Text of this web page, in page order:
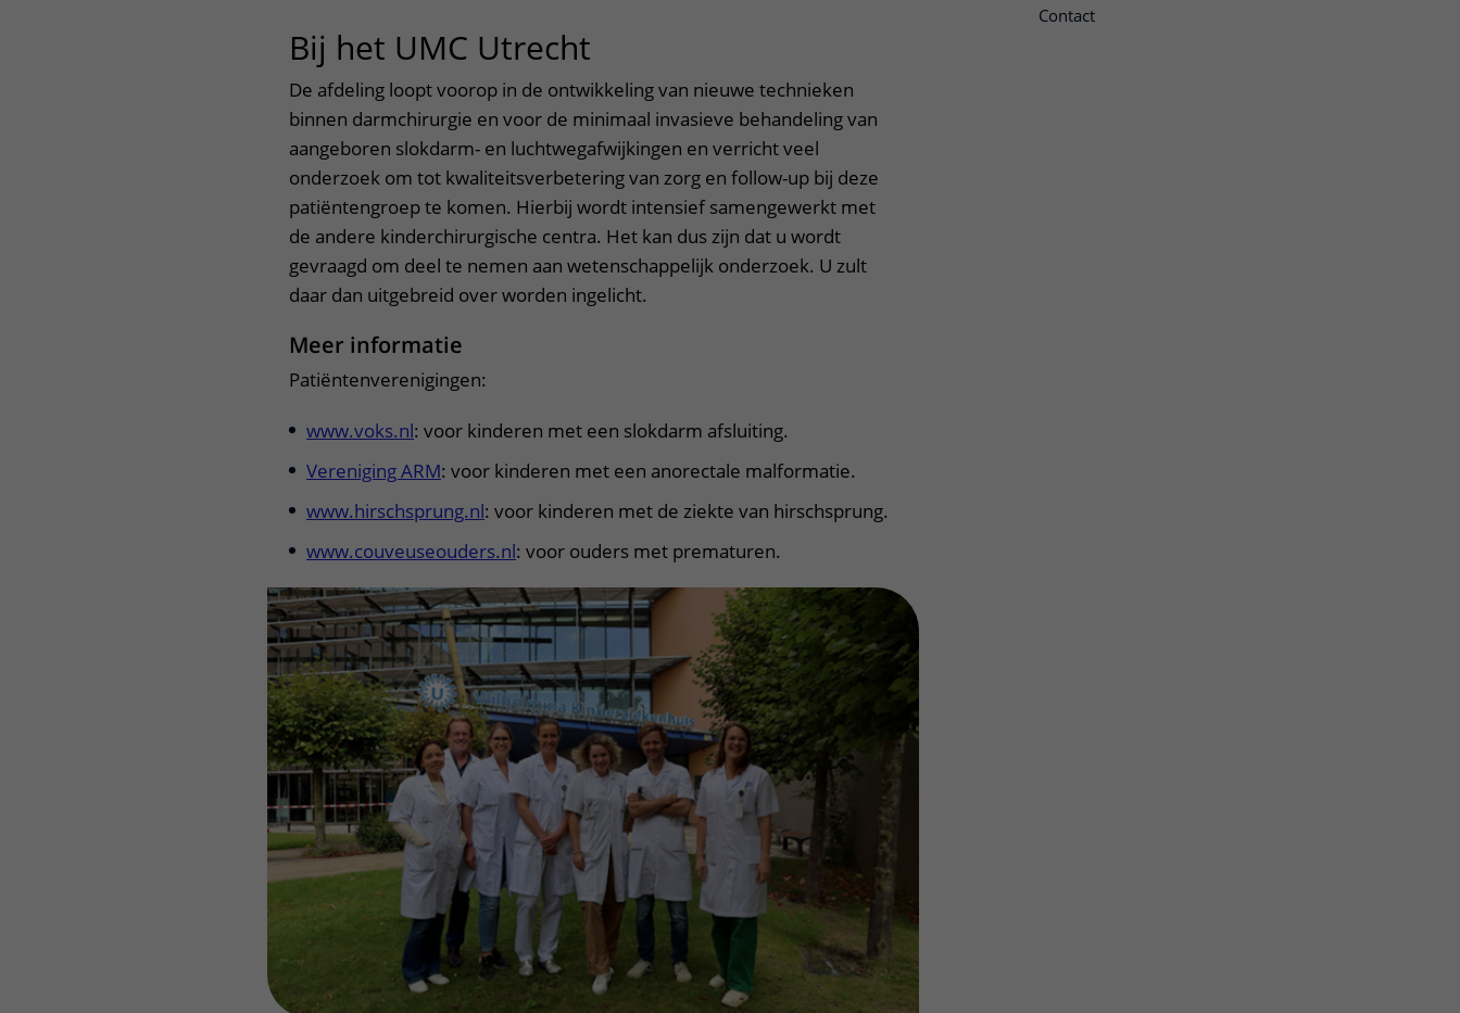
Onze verpleegafdelingen
Onze faciliteiten
Contact
Bij het UMC Utrecht
De afdeling loopt voorop in de ontwikkeling van nieuwe technieken
binnen darmchirurgie en voor de minimaal invasieve behandeling van
aangeboren slokdarm- en luchtwegafwijkingen en verricht veel
onderzoek om tot kwaliteitsverbetering van zorg en follow-up bij deze
patiëntengroep te komen. Hierbij wordt intensief samengewerkt met
de andere kinderchirurgische centra. Het kan dus zijn dat u wordt
gevraagd om deel te nemen aan wetenschappelijk onderzoek. U zult
daar dan uitgebreid over worden ingelicht.
Meer informatie
Patiëntenverenigingen:
www.voks.nl: voor kinderen met een slokdarm afsluiting.
Vereniging ARM: voor kinderen met een anorectale malformatie.
www.hirschsprung.nl: voor kinderen met de ziekte van hirschsprung.
www.couveuseouders.nl: voor ouders met prematuren.